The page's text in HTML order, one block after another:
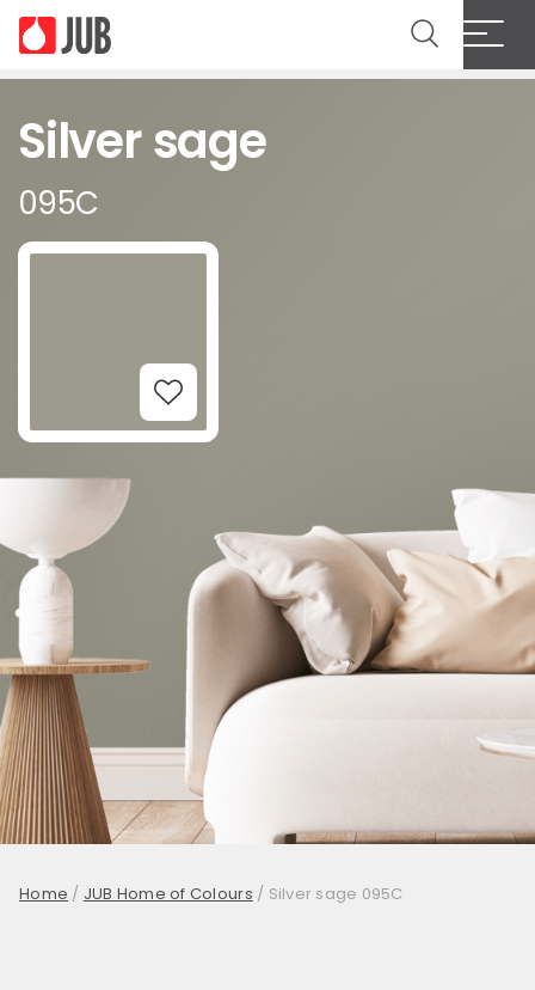
Silver sage
095C
Add to Wishlist
Home / JUB Home of Colours / Silver sage 095C